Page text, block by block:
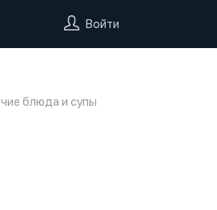
Войти
блюда и супы